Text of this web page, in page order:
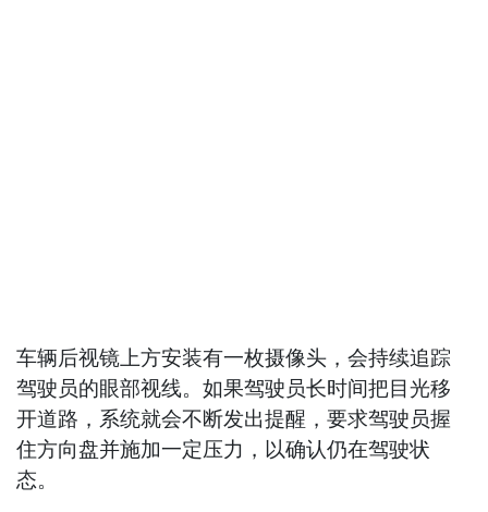
车辆后视镜上方安装有一枚摄像头，会持续追踪
驾驶员的眼部视线。如果驾驶员长时间把目光移
开道路，系统就会不断发出提醒，要求驾驶员握
住方向盘并施加一定压力，以确认仍在驾驶状
态。